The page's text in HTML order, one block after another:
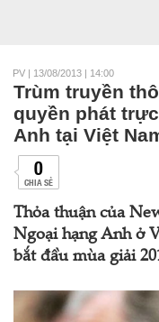
PV | 13/08/2013 | 14:00
Trùm truyền
quyền phát
Anh tại Việt
0
CHIA SẺ
Thỏa thuận của
Ngoại hạng Anh ở
bắt đầu mùa giải